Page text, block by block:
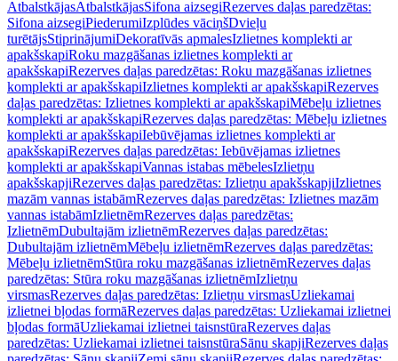
AtbalstkājasAtbalstkājasSifona aizsegiRezerves daļas paredzētas:
Sifona aizsegiPiederumiIzplūdes vāciņšDvieļu
turētājsStiprinājumiDekoratīvās apmalesIzlietnes komplekti ar
apakšskapiRoku mazgāšanas izlietnes komplekti ar
apakšskapiRezerves daļas paredzētas: Roku mazgāšanas izlietnes
komplekti ar apakšskapiIzlietnes komplekti ar apakšskapiRezerves
daļas paredzētas: Izlietnes komplekti ar apakšskapiMēbeļu izlietnes
komplekti ar apakšskapiRezerves daļas paredzētas: Mēbeļu izlietnes
komplekti ar apakšskapiIebūvējamas izlietnes komplekti ar
apakšskapiRezerves daļas paredzētas: Iebūvējamas izlietnes
komplekti ar apakšskapiVannas istabas mēbelesIzlietņu
apakšskapjiRezerves daļas paredzētas: Izlietņu apakšskapjiIzlietnes
mazām vannas istabāmRezerves daļas paredzētas: Izlietnes mazām
vannas istabāmIzlietnēmRezerves daļas paredzētas:
IzlietnēmDubultajām izlietnēmRezerves daļas paredzētas:
Dubultajām izlietnēmMēbeļu izlietnēmRezerves daļas paredzētas:
Mēbeļu izlietnēmStūra roku mazgāšanas izlietnēmRezerves daļas
paredzētas: Stūra roku mazgāšanas izlietnēmIzlietņu
virsmasRezerves daļas paredzētas: Izlietņu virsmasUzliekamai
izlietnei bļodas formāRezerves daļas paredzētas: Uzliekamai izlietnei
bļodas formāUzliekamai izlietnei taisnstūraRezerves daļas
paredzētas: Uzliekamai izlietnei taisnstūraSānu skapjiRezerves daļas